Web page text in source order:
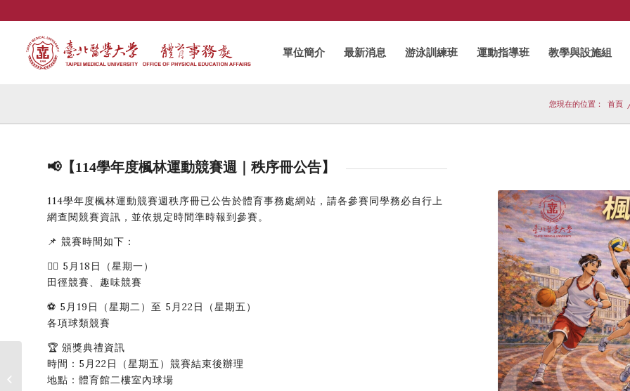
單位簡介 最新消息 游泳訓練班 運動指導班 教學與設施組
您現在的位置： 首頁
📢【114學年度楓林運動競賽週｜秩序冊公告】
114學年度楓林運動競賽週秩序冊已公告於體育事務處網站，請各參賽同學務必自行上
網查閱競賽資訊，並依規定時間準時報到參賽。
📌 競賽時間如下：
🏃‍♂️ 5月18日（星期一）
田徑競賽、趣味競賽
⚽ 5月19日（星期二）至 5月22日（星期五）
各項球類競賽
🏆 頒獎典禮資訊
時間：5月22日（星期五）競賽結束後辦理
地點：體育館二樓室內球場
2026年6月泳訓班報名